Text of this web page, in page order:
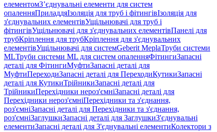
елементомЗ’єднувальні елементи для систем
опаленняПриладдяІзоляція для труб і фітингівІзоляція для
з'єднувальних елементівУщільнювачі для труб і
фітингівУщільнювачі для з'єднувальних елементівПанелі для
трубКріплення для трубКріплення для з'єднувальних
елементівУщільнювачі для системGeberit MeplaТруби системи
MLТруби системи ML для систем опаленняФітингиЗапасні
деталі для ФітингиМуфтиЗапасні деталі для
МуфтиПереходиЗапасні деталі для ПереходиКутикиЗапасні
деталі для КутикиТрійникиЗапасні деталі для
ТрійникиПерехідники нероз'ємніЗапасні деталі для
Перехідники нероз'ємніПерехідники та з'єднання,
роз'ємніЗапасні деталі для Перехідники та з'єднання,
роз'ємніЗаглушкиЗапасні деталі для ЗаглушкиЗ'єднувальні
елементиЗапасні деталі для З'єднувальні елементиКолектори з